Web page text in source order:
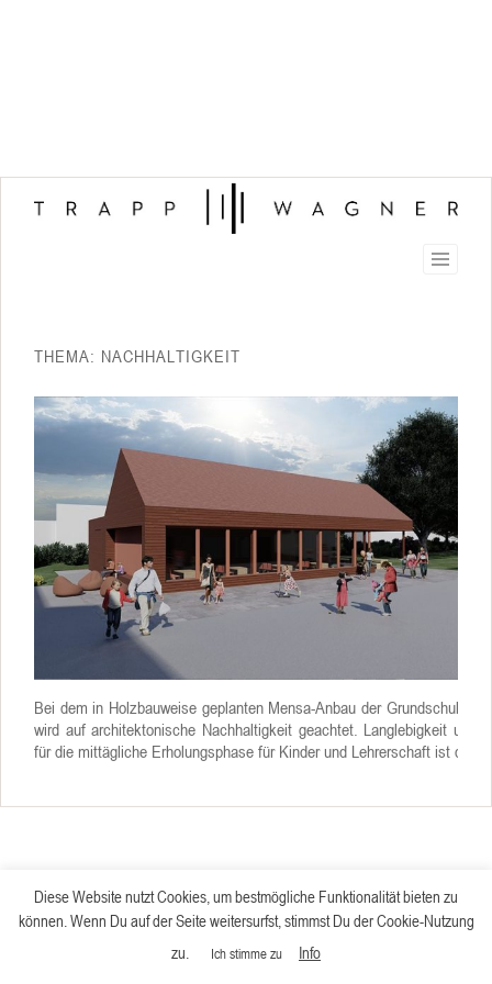
THEMA: NACHHALTIGKEIT
Bei dem in Holzbauweise geplanten Mensa-Anbau der Grundschule in
wird auf architektonische Nachhaltigkeit geachtet. Langlebigkeit und
für die mittägliche Erholungsphase für Kinder und Lehrerschaft ist das
Diese Website nutzt Cookies, um bestmögliche Funktionalität bieten zu
können. Wenn Du auf der Seite weitersurfst, stimmst Du der Cookie-Nutzung
zu.
Ich stimme zu Info